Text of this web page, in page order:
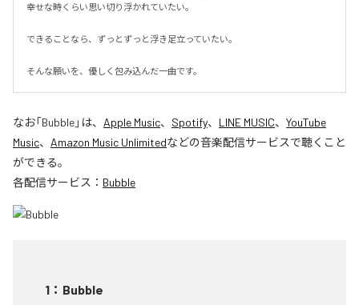
幸せな時くらい思い切り浮かれていたい。
できることなら、ずっとずっと浮き足立っていたい。
そんな願いを、優しく包み込んだ一曲です。
なお「Bubble」は、 Apple Music、 Spotify、 LINE MUSIC、 YouTube
Music、 Amazon Music Unlimitedなどの音楽配信サービスで聴くこと
ができる。
各配信サービス： Bubble
1 ： Bubble